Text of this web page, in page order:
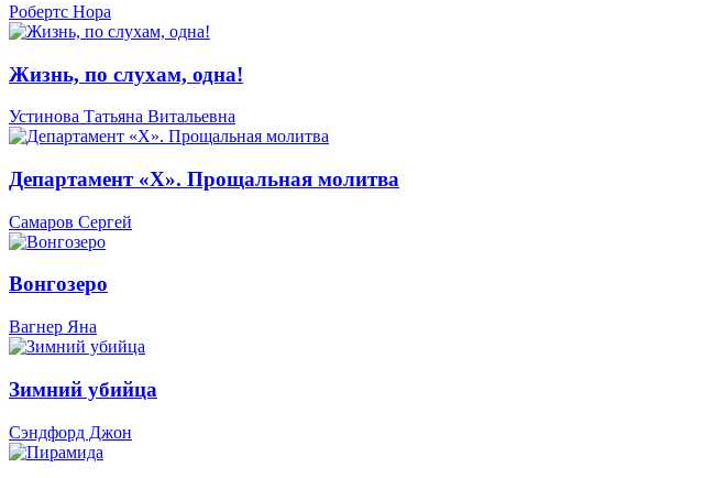
Робертс Нора
Жизнь, по слухам, одна!
Устинова Татьяна Витальевна
Департамент «Х». Прощальная молитва
Самаров Сергей
Вонгозеро
Вагнер Яна
Зимний убийца
Сэндфорд Джон